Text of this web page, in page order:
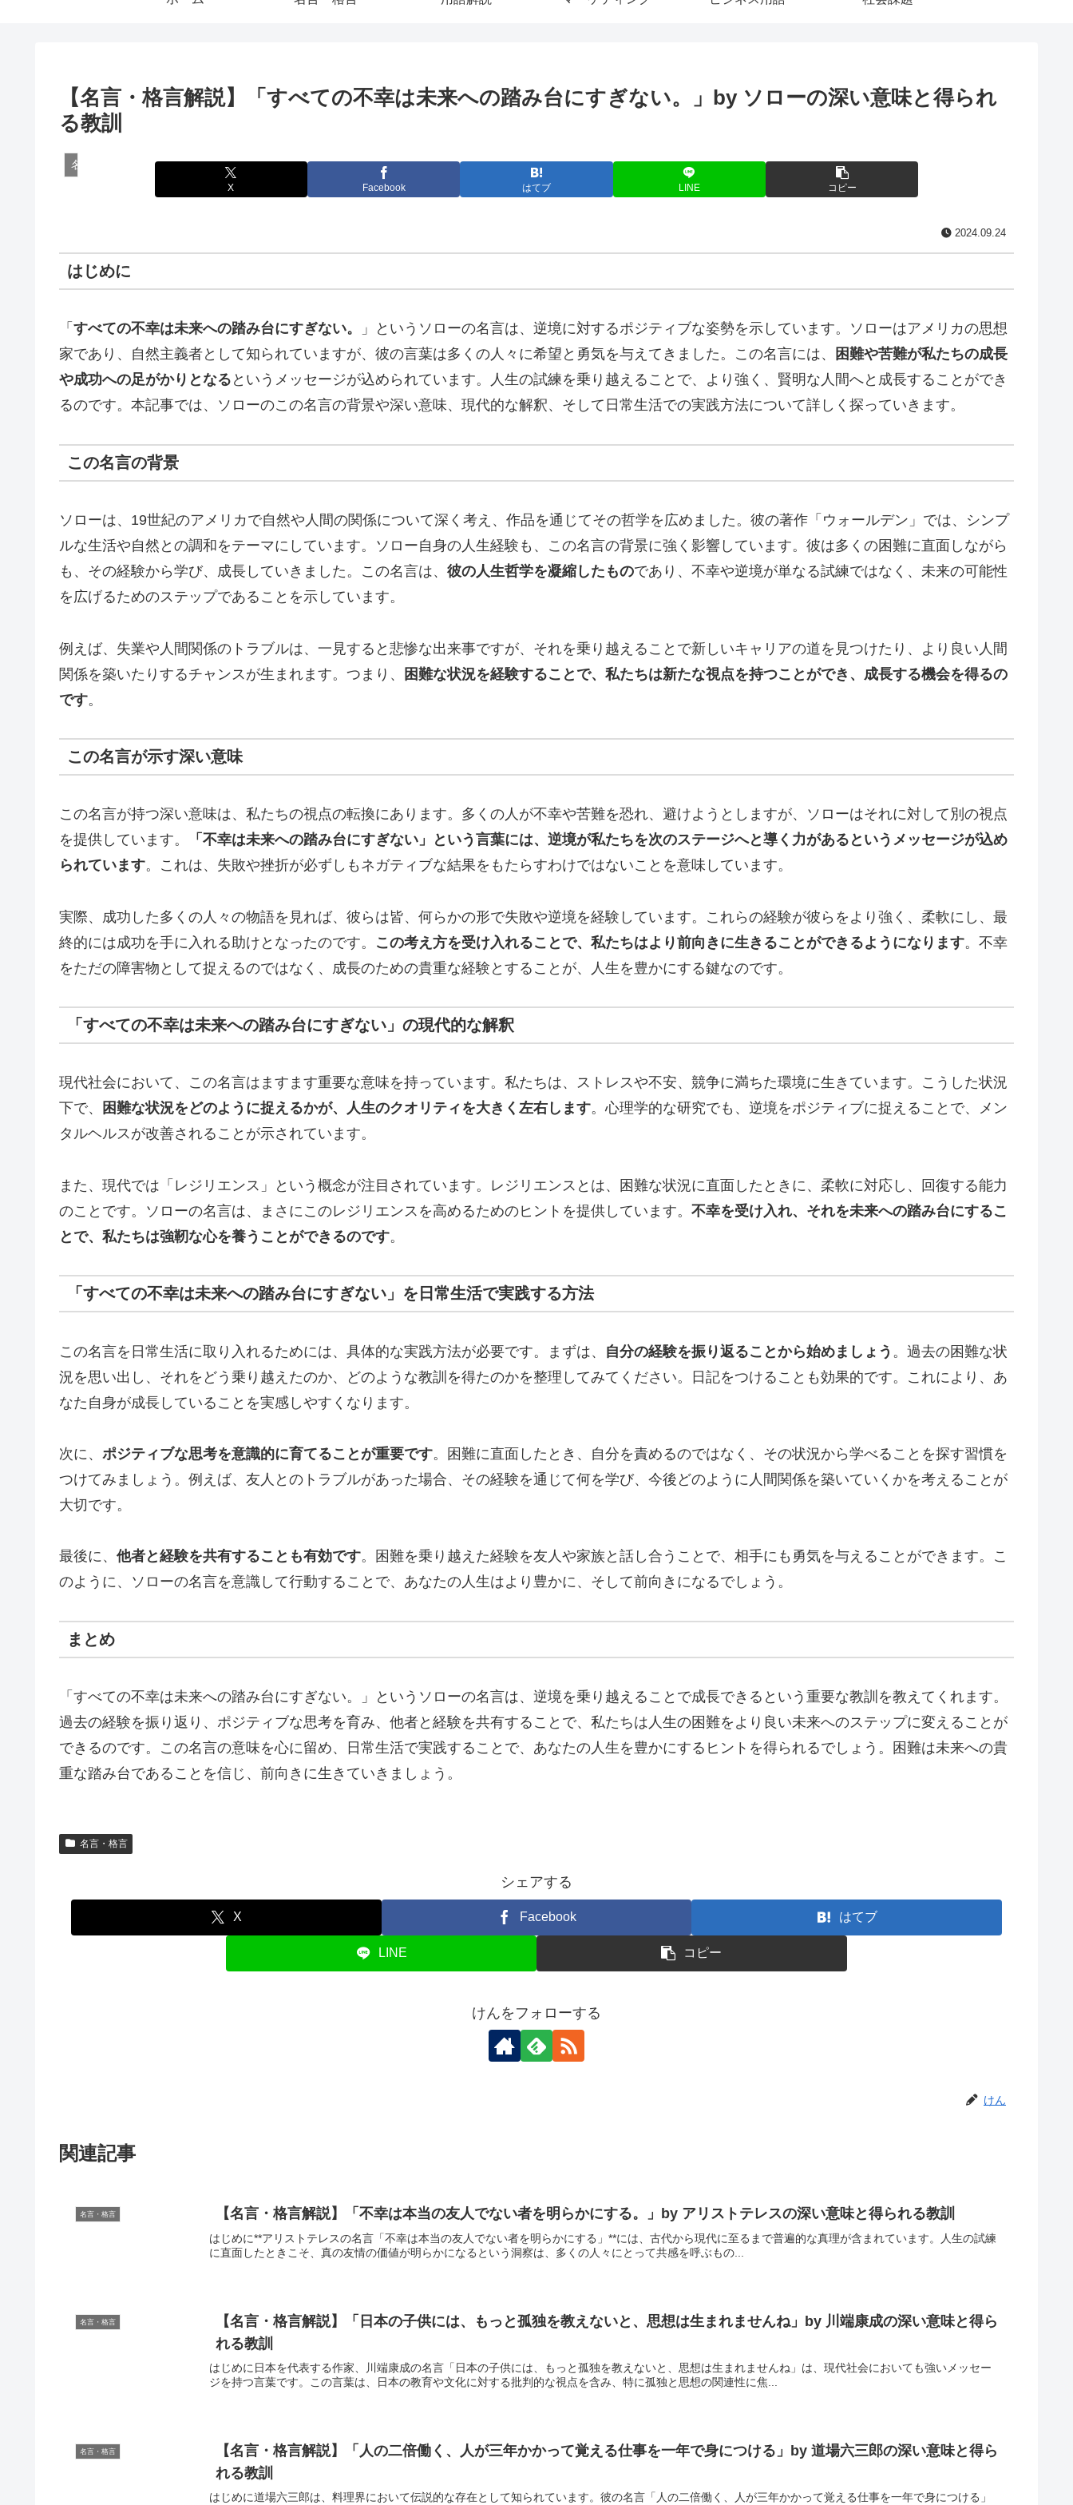
【名言・格言解説】「すべての不幸は未来への踏み台にすぎない。」by ソローの深い意味と得られ
る教訓
名言・格言
X Facebook はてブ LINE コピー
2024.09.24
はじめに
「 すべての不幸は未来への踏み台にすぎない。
」というソローの名言は、逆境に対するポジティブな姿勢を示しています。ソローはアメリカの思想
家であり、自然主義者として知られていますが、彼の言葉は多くの人々に希望と勇気を与えてきました。この名言には、
困難や苦難が私たちの成長
や成功への足がかりとなる というメッセージが込められています。人生の試練を乗り越えることで、より強く、賢明な人間へと成長することができ
るのです。本記事では、ソローのこの名言の背景や深い意味、現代的な解釈、そして日常生活での実践方法について詳しく探っていきます。
この名言の背景
ソローは、19世紀のアメリカで自然や人間の関係について深く考え、作品を通じてその哲学を広めました。彼の著作「ウォールデン」では、シンプ
ルな生活や自然との調和をテーマにしています。ソロー自身の人生経験も、この名言の背景に強く影響しています。彼は多くの困難に直面しながら
も、その経験から学び、成長していきました。この名言は、 彼の人生哲学を凝縮したものであり、不幸や逆境が単なる試練ではなく、未来の可能性
を広げるためのステップであることを示しています。
例えば、失業や人間関係のトラブルは、一見すると悲惨な出来事ですが、それを乗り越えることで新しいキャリアの道を見つけたり、より良い人間
関係を築いたりするチャンスが生まれます。つまり、
困難な状況を経験することで、私たちは新たな視点を持つことができ、成長する機会を得るの
です。
この名言が示す深い意味
この名言が持つ深い意味は、私たちの視点の転換にあります。多くの人が不幸や苦難を恐れ、避けようとしますが、ソローはそれに対して別の視点
を提供しています。
「不幸は未来への踏み台にすぎない」という言葉には、逆境が私たちを次のステージへと導く力があるというメッセージが込め
られています。これは、失敗や挫折が必ずしもネガティブな結果をもたらすわけではないことを意味しています。
実際、成功した多くの人々の物語を見れば、彼らは皆、何らかの形で失敗や逆境を経験しています。これらの経験が彼らをより強く、柔軟にし、最
終的には成功を手に入れる助けとなったのです。 この考え方を受け入れることで、私たちはより前向きに生きることができるようになります。不幸
をただの障害物として捉えるのではなく、成長のための貴重な経験とすることが、人生を豊かにする鍵なのです。
「すべての不幸は未来への踏み台にすぎない」の現代的な解釈
現代社会において、この名言はますます重要な意味を持っています。私たちは、ストレスや不安、競争に満ちた環境に生きています。こうした状況
下で、
困難な状況をどのように捉えるかが、人生のクオリティを大きく左右します。心理学的な研究でも、逆境をポジティブに捉えることで、メン
タルヘルスが改善されることが示されています。
また、現代では「レジリエンス」という概念が注目されています。レジリエンスとは、困難な状況に直面したときに、柔軟に対応し、回復する能力
のことです。ソローの名言は、まさにこのレジリエンスを高めるためのヒントを提供しています。 不幸を受け入れ、それを未来への踏み台にするこ
とで、私たちは強靭な心を養うことができるのです。
「すべての不幸は未来への踏み台にすぎない」を日常生活で実践する方法
この名言を日常生活に取り入れるためには、具体的な実践方法が必要です。まずは、 自分の経験を振り返ることから始めましょう 。過去の困難な状
況を思い出し、それをどう乗り越えたのか、どのような教訓を得たのかを整理してみてください。日記をつけることも効果的です。これにより、あ
なた自身が成長していることを実感しやすくなります。
次に、 ポジティブな思考を意識的に育てることが重要です。困難に直面したとき、自分を責めるのではなく、その状況から学べることを探す習慣を
つけてみましょう。例えば、友人とのトラブルがあった場合、その経験を通じて何を学び、今後どのように人間関係を築いていくかを考えることが
大切です。
最後に、 他者と経験を共有することも有効です。困難を乗り越えた経験を友人や家族と話し合うことで、相手にも勇気を与えることができます。こ
のように、ソローの名言を意識して行動することで、あなたの人生はより豊かに、そして前向きになるでしょう。
まとめ
「すべての不幸は未来への踏み台にすぎない。」というソローの名言は、逆境を乗り越えることで成長できるという重要な教訓を教えてくれます。
過去の経験を振り返り、ポジティブな思考を育み、他者と経験を共有することで、私たちは人生の困難をより良い未来へのステップに変えることが
できるのです。この名言の意味を心に留め、日常生活で実践することで、あなたの人生を豊かにするヒントを得られるでしょう。困難は未来への貴
重な踏み台であることを信じ、前向きに生きていきましょう。
名言・格言
シェアする
X Facebook はてブ
LINE コピー
けんをフォローする
けん
関連記事
名言・格言 【名言・格言解説】「不幸は本当の友人でない者を明らかにする。」by アリストテレスの深い意味と得られる教訓
はじめに**アリストテレスの名言「不幸は本当の友人でない者を明らかにする」**には、古代から現代に至るまで普遍的な真理が含まれています。人生の試練
に直面したときこそ、真の友情の価値が明らかになるという洞察は、多くの人々にとって共感を呼ぶもの...
名言・格言
【名言・格言解説】「日本の子供には、もっと孤独を教えないと、思想は生まれませんね」by 川端康成の深い意味と得ら
れる教訓
はじめに日本を代表する作家、川端康成の名言「日本の子供には、もっと孤独を教えないと、思想は生まれませんね」は、現代社会においても強いメッセー
ジを持つ言葉です。この言葉は、日本の教育や文化に対する批判的な視点を含み、特に孤独と思想の関連性に焦...
名言・格言
【名言・格言解説】「人の二倍働く、人が三年かかって覚える仕事を一年で身につける」by 道場六三郎の深い意味と得ら
れる教訓
はじめに道場六三郎は、料理界において伝説的な存在として知られています。彼の名言「人の二倍働く、人が三年かかって覚える仕事を一年で身につける」